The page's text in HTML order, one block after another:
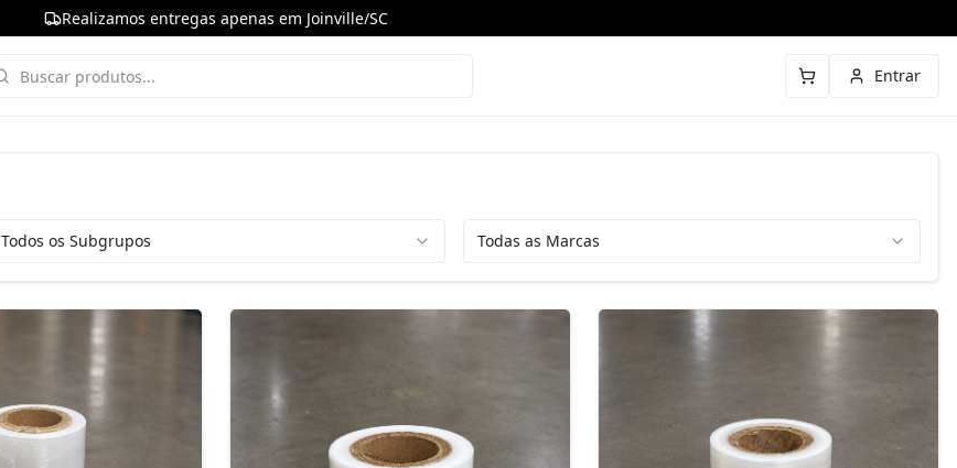
Realizamos entregas apenas em Joinville/SC
Entrar
Todos os Subgrupos Todas as Marcas